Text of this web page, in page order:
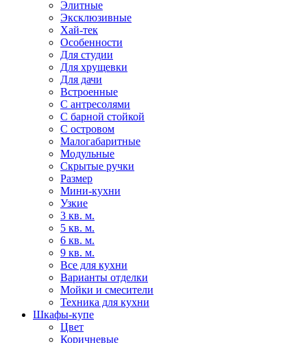
Элитные
Эксклюзивные
Хай-тек
Особенности
Для студии
Для хрущевки
Для дачи
Встроенные
С антресолями
С барной стойкой
С островом
Малогабаритные
Модульные
Скрытые ручки
Размер
Мини-кухни
Узкие
3 кв. м.
5 кв. м.
6 кв. м.
9 кв. м.
Все для кухни
Варианты отделки
Мойки и смесители
Техника для кухни
Шкафы-купе
Цвет
Коричневые